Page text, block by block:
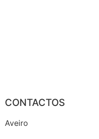
CONTACTOS
Aveiro